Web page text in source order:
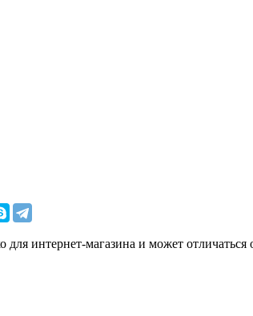
для интернет-магазина и может